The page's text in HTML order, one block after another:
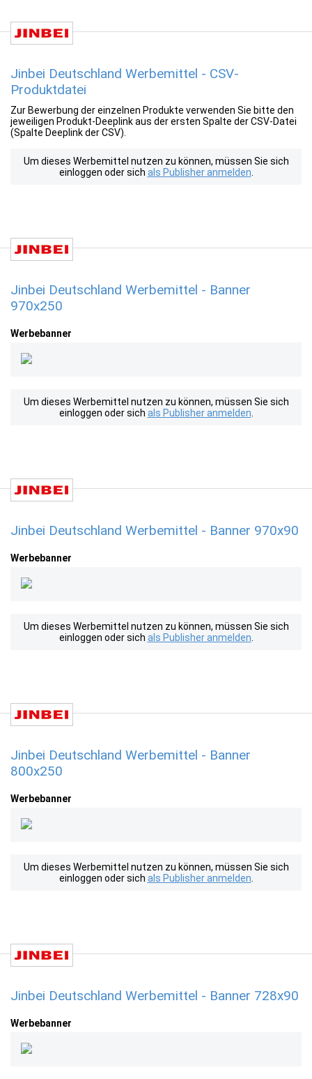
Jinbei Deutschland Werbemittel - CSV-
Produktdatei
Zur Bewerbung der einzelnen Produkte verwenden Sie bitte den
jeweiligen Produkt-Deeplink aus der ersten Spalte der CSV-Datei
(Spalte Deeplink der CSV).
Um dieses Werbemittel nutzen zu können, müssen Sie sich
einloggen oder sich als Publisher anmelden
Jinbei Deutschland Werbemittel - Banner
970x250
Werbebanner
Um dieses Werbemittel nutzen zu können, müssen Sie sich
einloggen oder sich als Publisher anmelden
Jinbei Deutschland Werbemittel - Banner 970x90
Werbebanner
Um dieses Werbemittel nutzen zu können, müssen Sie sich
einloggen oder sich als Publisher anmelden
Jinbei Deutschland Werbemittel - Banner
800x250
Werbebanner
Um dieses Werbemittel nutzen zu können, müssen Sie sich
einloggen oder sich als Publisher anmelden
Jinbei Deutschland Werbemittel - Banner 728x90
Werbebanner